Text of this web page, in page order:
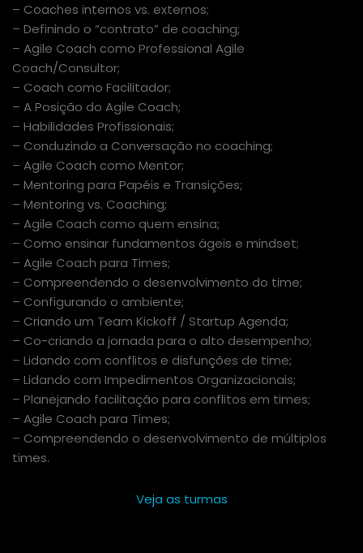
– Coaches internos vs. externos;
– Definindo o “contrato” de coaching;
– Agile Coach como Professional Agile
Coach/Consultor;
– Coach como Facilitador;
– A Posição do Agile Coach;
– Habilidades Profissionais;
– Conduzindo a Conversação no coaching;
– Agile Coach como Mentor;
– Mentoring para Papéis e Transições;
– Mentoring vs. Coaching;
– Agile Coach como quem ensina;
– Como ensinar fundamentos ágeis e mindset;
– Agile Coach para Times;
– Compreendendo o desenvolvimento do time;
– Configurando o ambiente;
– Criando um Team Kickoff / Startup Agenda;
– Co-criando a jornada para o alto desempenho;
– Lidando com conflitos e disfunções de time;
– Lidando com Impedimentos Organizacionais;
– Planejando facilitação para conflitos em times;
– Agile Coach para Times;
– Compreendendo o desenvolvimento de múltiplos
times.
Veja as turmas